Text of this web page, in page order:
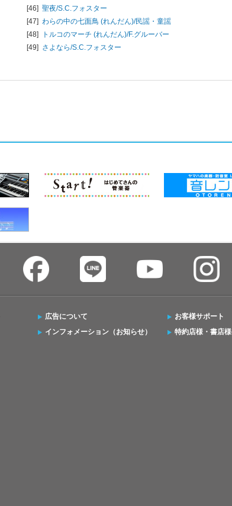
[46] 聖夜/S.C.フォスター
[47] わらの中の七面鳥 (れんだん)/民謡・童謡
[48]
トルコのマーチ (れんだん)/F.グルーバー
[49] さよなら/S.C.フォスター
広告について
インフォメーション（お知らせ）
お客様サポート
特約店様・書店